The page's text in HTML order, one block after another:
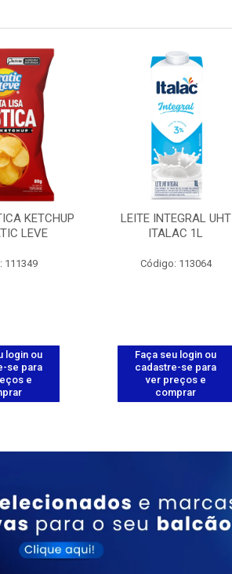
KETCHUP
LEVE
111349
login ou
se para
e
LEITE INTEGRAL UHT
ITALAC 1L
Código: 113064
Faça seu login ou
cadastre-se para
ver preços e
comprar